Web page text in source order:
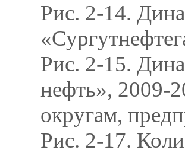
Рис. 2-14.
Рис. 2-15.
нефть», 2009-
округам,
Рис. 2-17.